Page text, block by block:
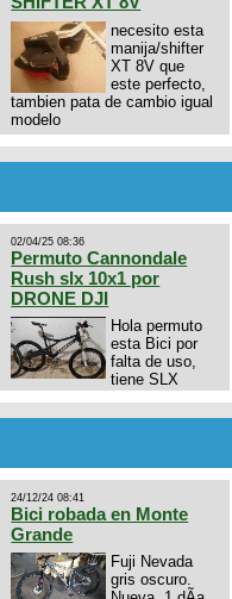
necesito esta
manija/shifter
XT 8V que
este perfecto,
tambien pata de cambio igual
modelo
02/04/25 08:36
Permuto Cannondale
Rush slx 10x1 por
DRONE DJI
Hola permuto
esta Bici por
falta de uso,
tiene SLX
Horquilla Axon tope de gama
por drone de la marca Dji, les
interesa 3434568861 saludos
24/12/24 08:41
Bici robada en Monte
Grande
Fuji Nevada
gris oscuro.